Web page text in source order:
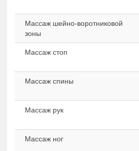
Массаж шейно-воротниковой
зоны
Массаж стоп
Массаж спины
Массаж рук
Массаж ног